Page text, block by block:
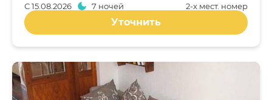
2-x мест. номер
С15.08.2026 7 ночей
Уточнить